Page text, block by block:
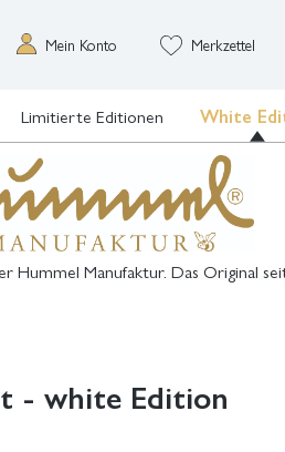
Mein Konto Merkzettel
Limitierte Editionen White
Hummel Manufaktur. Das Original
- white Edition